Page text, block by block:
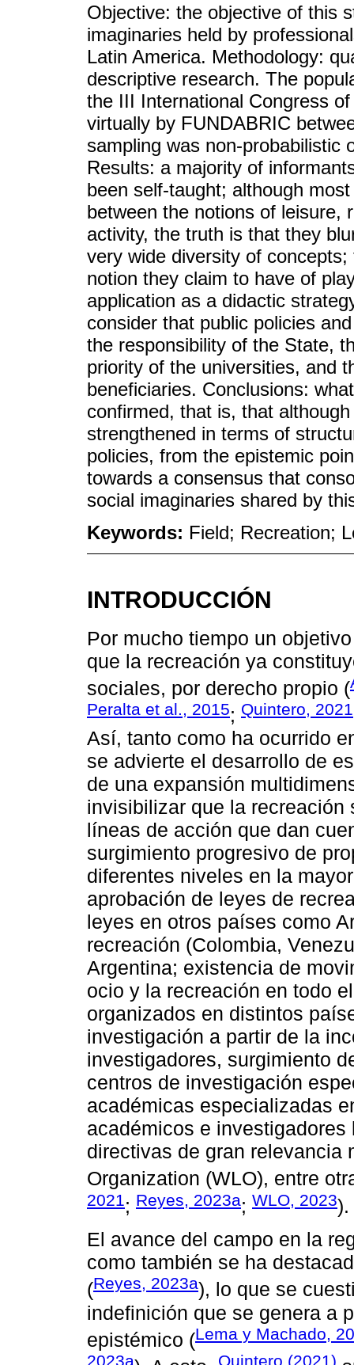
Objective: the objective of this
imaginaries held by
Latin America. Methodology:
descriptive research. The
the III International Congress
virtually by FUNDABRIC
sampling was non-probabilistic
Results: a majority of
been self-taught; although
between the notions of leisure,
activity, the truth is that they
very wide diversity of
notion they claim to have of
application as a didactic
consider that public policies
the responsibility of the State,
priority of the universities, and
beneficiaries. Conclusions:
confirmed, that is, that
strengthened in terms of
policies, from the epistemic
towards a consensus that
social imaginaries shared by
Keywords: Field; Recreation;
INTRODUCCIÓN
Por mucho tiempo un
que la recreación ya
sociales, por derecho propio (
Peralta et al., 2015; Quintero, 2021
Así, tanto como ha ocurrido
se advierte el desarrollo de
de una expansión
invisibilizar que la
líneas de acción que dan
surgimiento progresivo de
diferentes niveles en la
aprobación de leyes de
leyes en otros países como
recreación (Colombia,
Argentina; existencia de
ocio y la recreación en todo
organizados en distintos
investigación a partir de la
investigadores, surgimiento
centros de investigación
académicas especializadas
académicos e
directivas de gran relevancia
Organization (WLO), entre
2021; Reyes, 2023a; WLO, 2023).
El avance del campo en la
como también se ha
(Reyes, 2023a), lo que se
indefinición que se genera a
epistémico (Lema y Machado,
2023a
Quintero (2021)